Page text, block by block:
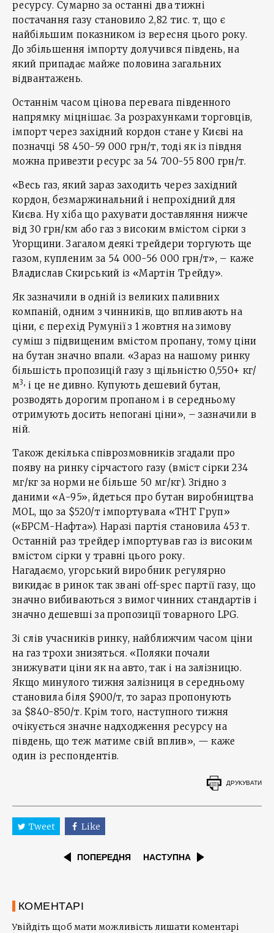
ресурсу. Сумарно за останні два тижні
постачання газу становило 2,82 тис. т, що є
найбільшим показником із вересня цього року.
До збільшення імпорту долучився південь, на
який припадає майже половина загальних
відвантажень.
Останнім часом цінова перевага південного
напрямку міцнішає. За розрахунками торговців,
імпорт через західний кордон стане у Києві на
позначці 58 450-59 000 грн/т, тоді як із півдня
можна привезти ресурс за 54 700-55 800 грн/т.
«Весь газ, який зараз заходить через західний
кордон, безмаржинальний і непрохідний для
Києва. Ну хіба що рахувати доставляння нижче
від 30 грн/км або газ з високим вмістом сірки з
Угорщини. Загалом деякі трейдери торгують ще
газом, купленим за 54 000-56 000 грн/т», – каже
Владислав Скирський із «Мартін Трейду».
Як зазначили в одній із великих паливних
компаній, одним з чинників, що впливають на
ціни, є перехід Румунії з 1 жовтня на зимову
суміш з підвищеним вмістом пропану, тому ціни
на бутан значно впали. «Зараз на нашому ринку
більшість пропозицій газу з щільністю 0,550+ кг/
м3, і це не дивно. Купують дешевий бутан,
розводять дорогим пропаном і в середньому
отримують досить непогані ціни», – зазначили в
ній.
Також декілька співрозмовників згадали про
появу на ринку сірчастого газу (вміст сірки 234
мг/кг за норми не більше 50 мг/кг). Згідно з
даними «А-95», йдеться про бутан виробництва
MOL, що за $520/т імпортувала «ТНТ Груп»
(«БРСМ-Нафта»). Наразі партія становила 453 т.
Останній раз трейдер імпортував газ із високим
вмістом сірки у травні цього року.
Нагадаємо, угорський виробник регулярно
викидає в ринок так звані off-spec партії газу, що
значно вибиваються з вимог чинних стандартів і
значно дешевші за пропозиції товарного LPG.
Зі слів учасників ринку, найближчим часом ціни
на газ трохи знизяться. «Поляки почали
знижувати ціни як на авто, так і на залізницю.
Якщо минулого тижня залізниця в середньому
становила біля $900/т, то зараз пропонують
за $840-850/т. Крім того, наступного тижня
очікується значне надходження ресурсу на
південь, що теж матиме свій вплив», — каже
один із респондентів.
ДРУКУВАТИ
Tweet Like
ПОПЕРЕДНЯ НАСТУПНА
КОМЕНТАРІ
Увійдіть щоб мати можливість лишати коментарі